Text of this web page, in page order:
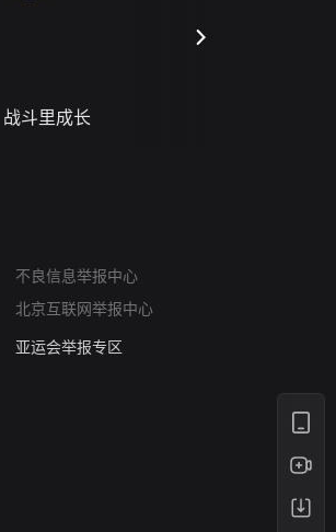
战斗里成长
不良信息举报中心
北京互联网举报中心
算法推荐专项举报
亚运会举报专区